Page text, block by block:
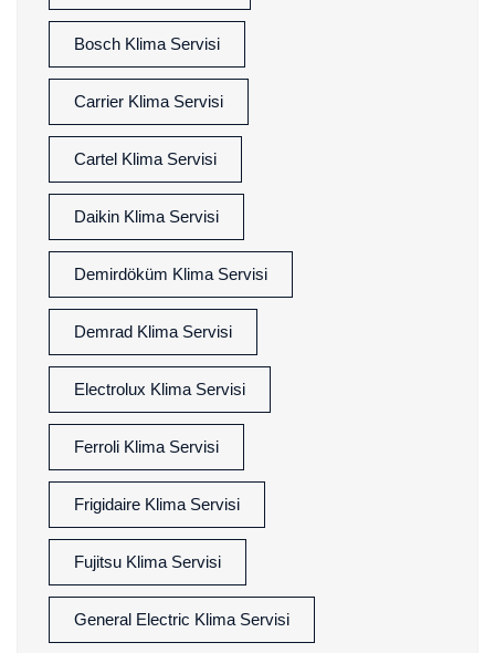
Bosch Klima Servisi
Carrier Klima Servisi
Cartel Klima Servisi
Daikin Klima Servisi
Demirdöküm Klima Servisi
Demrad Klima Servisi
Electrolux Klima Servisi
Ferroli Klima Servisi
Frigidaire Klima Servisi
Fujitsu Klima Servisi
General Electric Klima Servisi